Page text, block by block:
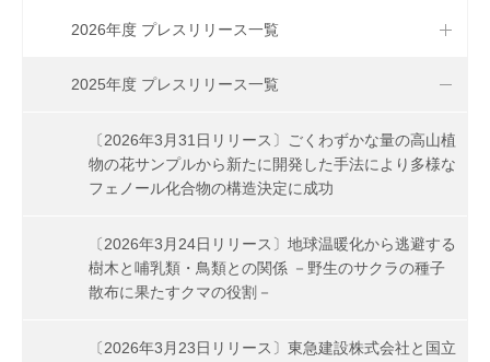
2026年度 プレスリリース一覧
2025年度 プレスリリース一覧
〔2026年3月31日リリース〕ごくわずかな量の高山植
物の花サンプルから新たに開発した手法により多様な
フェノール化合物の構造決定に成功
〔2026年3月24日リリース〕地球温暖化から逃避する
樹木と哺乳類・鳥類との関係 －野生のサクラの種子
散布に果たすクマの役割－
〔2026年3月23日リリース〕東急建設株式会社と国立